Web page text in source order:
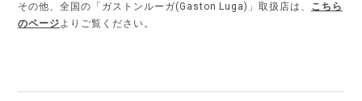
その他、全国の「ガストンルーガ(Gaston Luga)」取扱店は、 こちら
のページよりご覧ください。